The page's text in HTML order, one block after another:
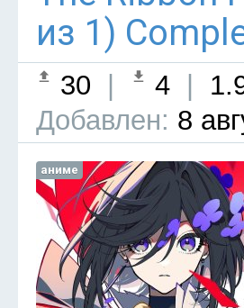
из 1)
30 4
Добавлен: 8
аниме